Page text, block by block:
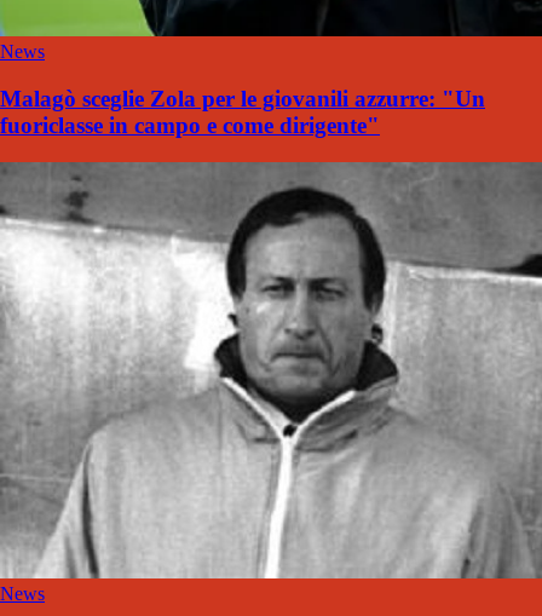
News
Malagò sceglie Zola per le giovanili azzurre: "Un
fuoriclasse in campo e come dirigente"
News